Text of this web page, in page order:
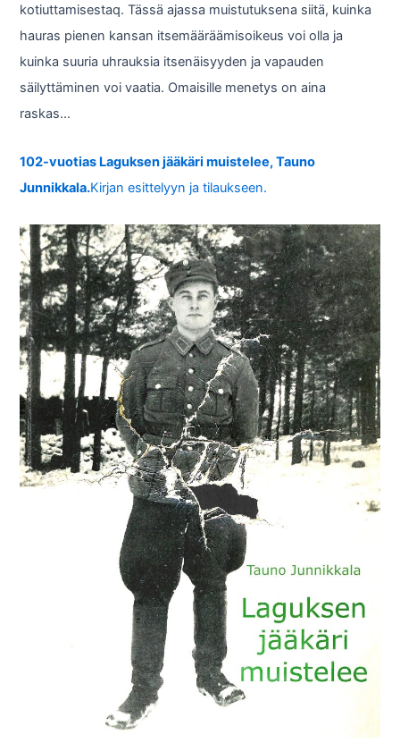
kotiuttamisestaq. Tässä ajassa muistutuksena siitä, kuinka
hauras pienen kansan itsemääräämisoikeus voi olla ja
kuinka suuria uhrauksia itsenäisyyden ja vapauden
säilyttäminen voi vaatia. Omaisille menetys on aina
raskas…
102-vuotias Laguksen jääkäri muistelee, Tauno
Junnikkala.Kirjan esittelyyn ja tilaukseen.